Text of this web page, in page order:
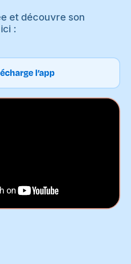
et découvre son
:
l’app